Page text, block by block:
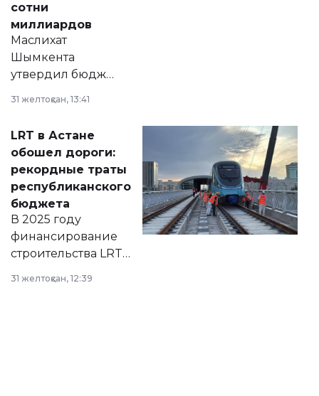
сотни
миллиардов
Маслихат
Шымкента
утвердил бюджет
2028 годы.
документ
появился в базе
нормативных
правовых актов и
на сайте маслихат
города.
31 желтоқсан, 13:41
LRT в Астане
обошел дороги:
рекордные траты
республиканского
бюджета
В 2025 году
финансирование
строительства LRT
республиканского
31 желтоқсан, 12:39